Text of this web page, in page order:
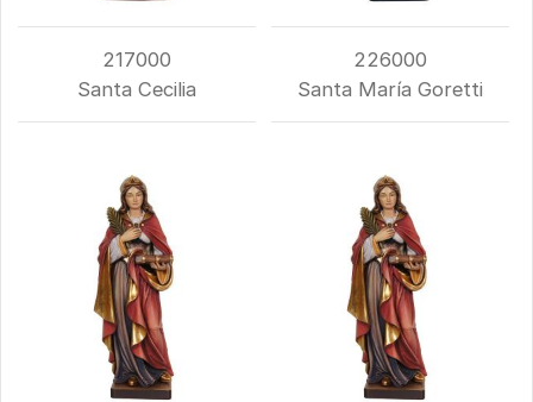
217000
Santa Cecilia
226000
Santa María Goretti